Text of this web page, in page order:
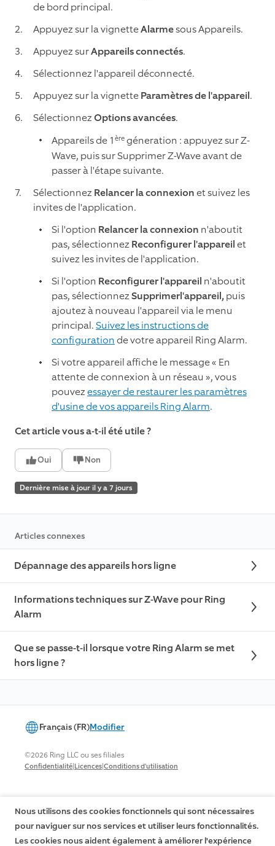
de bord principal.
Appuyez sur la vignetteAlarmesous Appareils.
Appuyez surAppareils connectés.
Sélectionnez l'appareil déconnecté.
Appuyez sur la vignetteParamètres de l'appareil.
SélectionnezOptions avancées.
Appareils de 1 ère géneration : appuyez sur Z-
Wave, puis sur Supprimer Z-Wave avant de
passer à l'étape suivante.
Sélectionnez Relancer la connexionet suivez les
invites de l'application.
Si l'option Relancer la connexion n'aboutit
pas, sélectionnez Reconfigurer l'appareilet
suivez les invites de l'application.
Si l'option Reconfigurer l'appareil n'aboutit
pas, sélectionnezSupprimerl'appareil,puis
ajoutez à nouveau l'appareil via le menu
principal.Suivez les instructions de
configurationde votre appareil Ring Alarm.
Si votre appareil affiche le message « En
attente de connexion à un réseau », vous
pouvezessayer de restaurer les paramètres
d'usine de vos appareils Ring Alarm.
Cet article vous a-t-il été utile ?
Oui Non
Dernière mise à jour il y a 7 jours
Articles connexes
Dépannage des appareils hors ligne
Informations techniques sur Z-Wave pour Ring
Alarm
Que se passe-t-il lorsque votre Ring Alarm se met
hors ligne ?
Français (FR)Modifier
©2026 Ring LLC ou ses filiales
Confidentialité|Licences|Conditions d'utilisation
Nous utilisons des cookies fonctionnels qui sont nécessaires
pour naviguer sur nos services et utiliser leurs fonctionnalités.
Les cookies nous aident également à améliorer l'expérience